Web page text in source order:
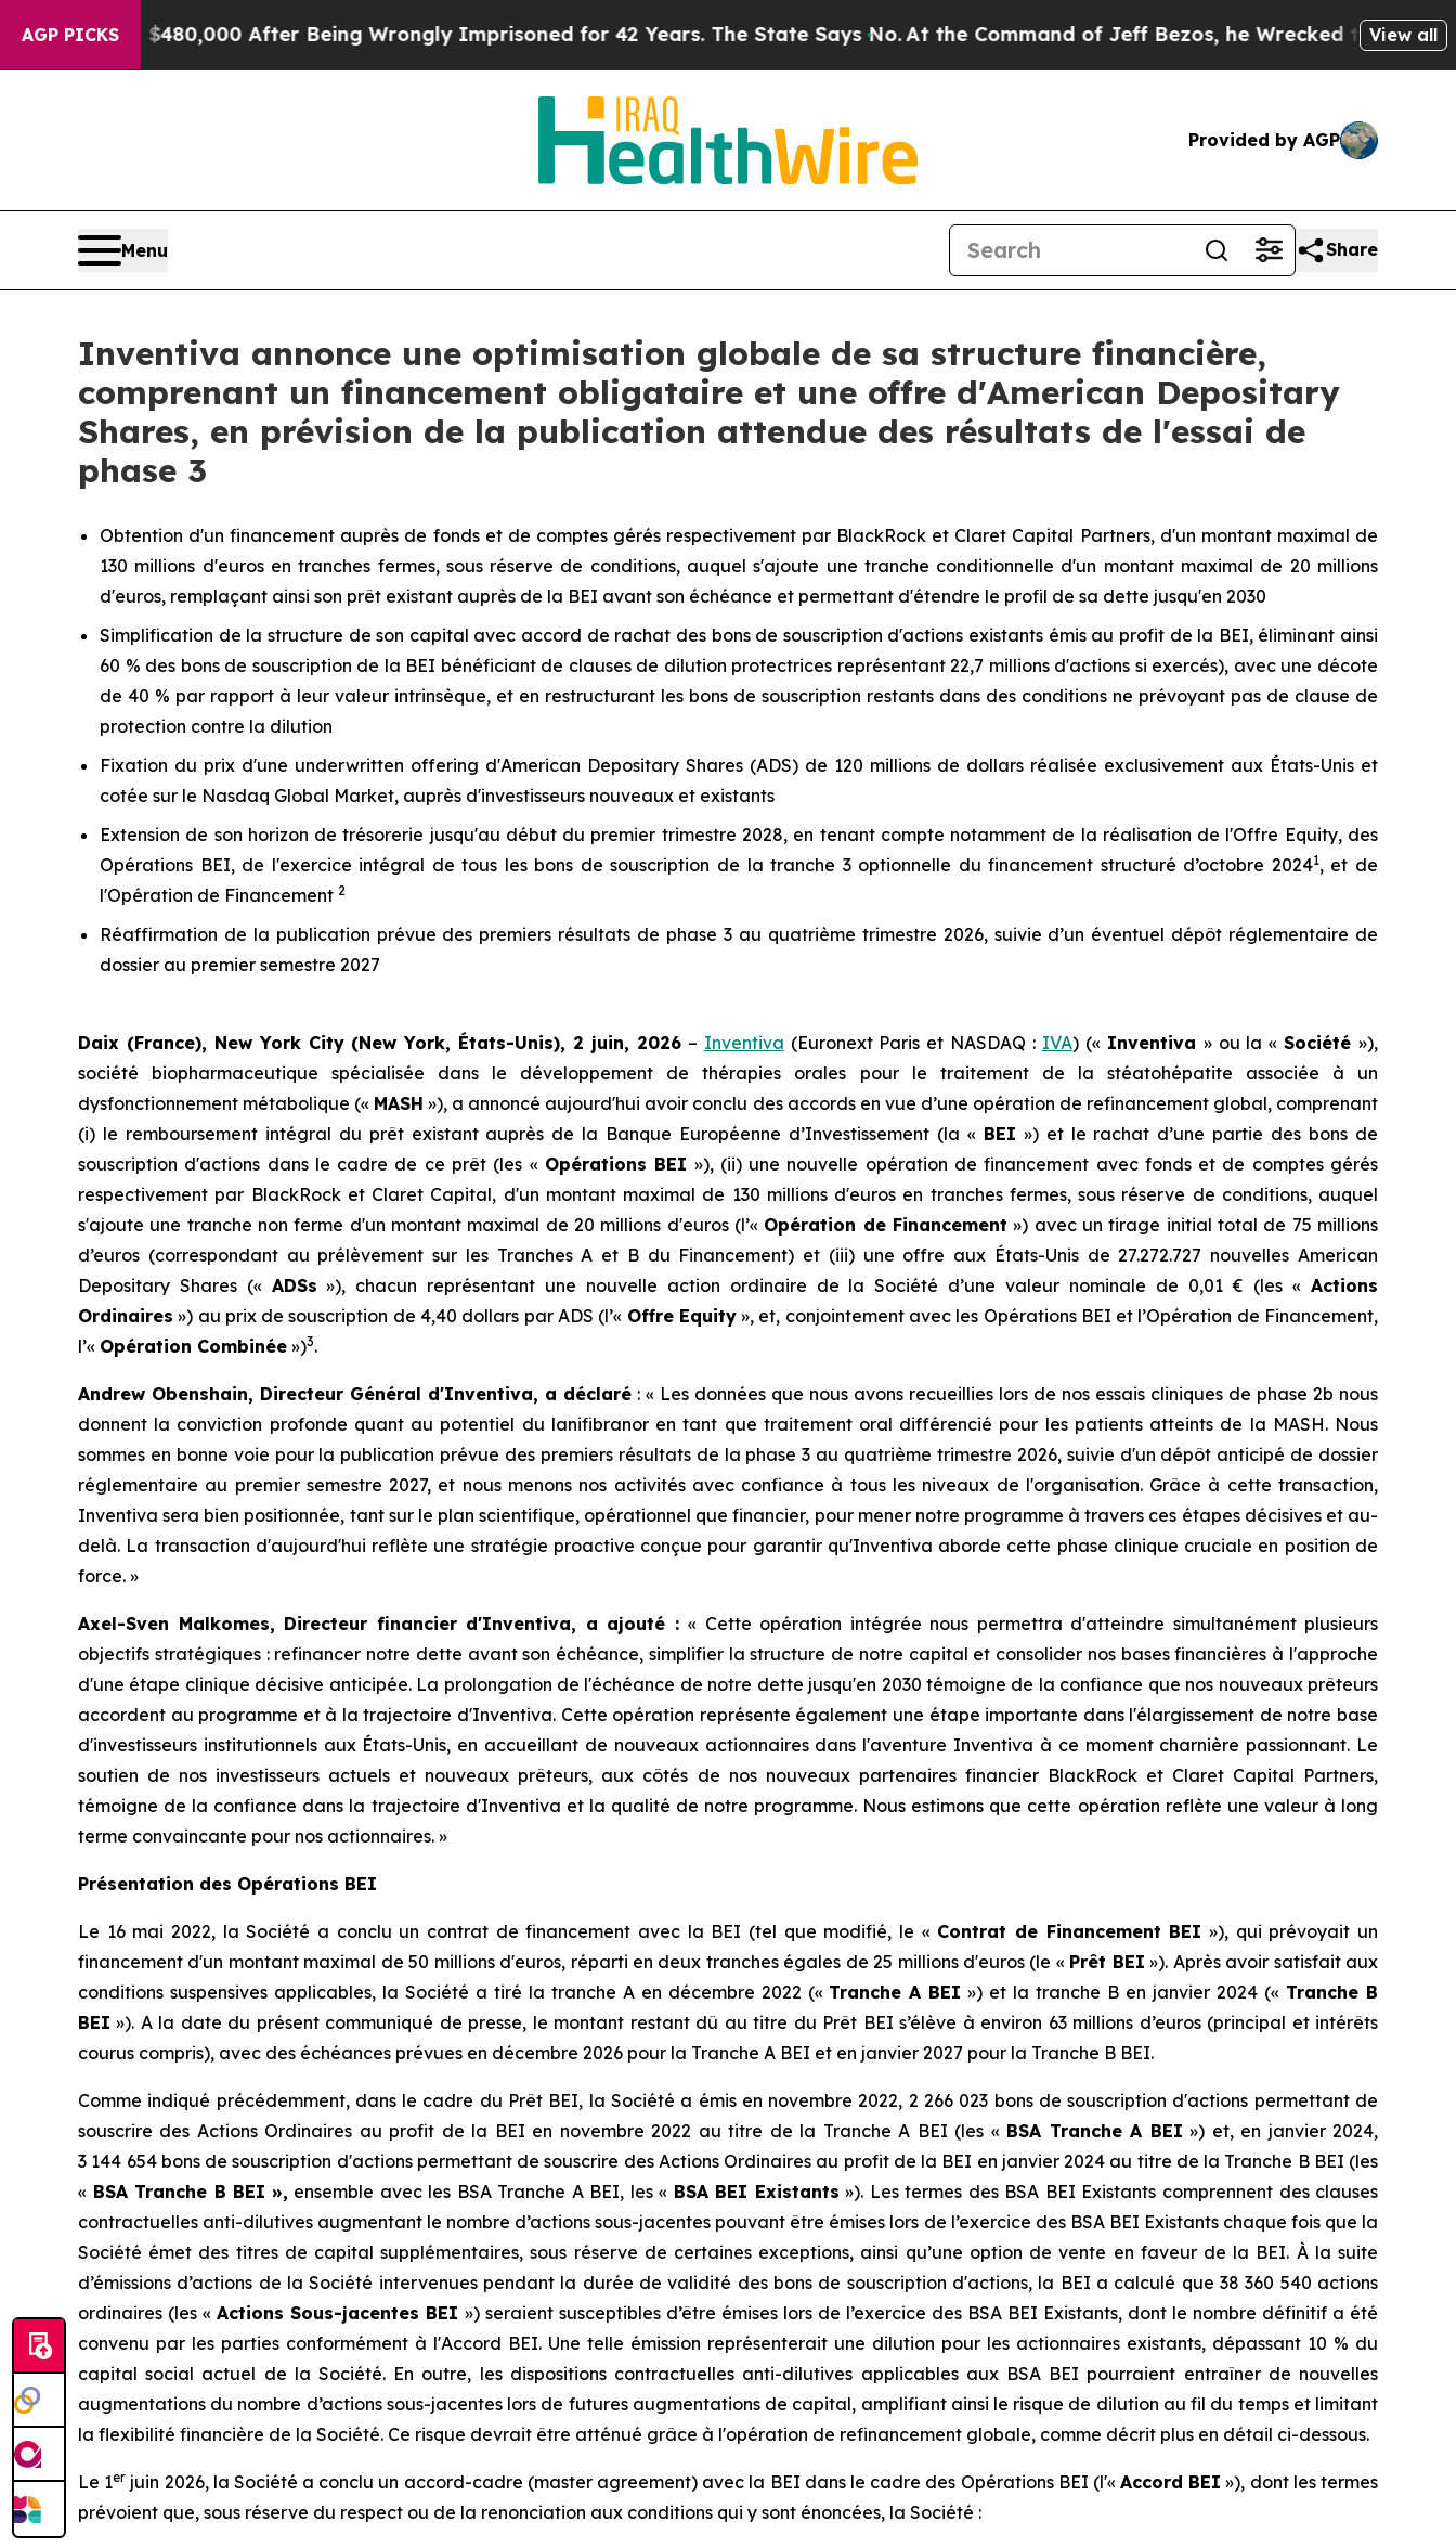
AGP PICKS
$480,000 After Being Wrongly Imprisoned for 42 Years. The State Says No.At the Command of Jeff Bezos, he Wrecked the Washington Post
View all
Provided by AGP
Menu Share
Inventiva annonce une optimisation globale de sa structure financière,
comprenant un financement obligataire et une offre d'American Depositary
Shares, en prévision de la publication attendue des résultats de l'essai de
phase 3
Obtention d'un financement auprès de fonds et de comptes gérés respectivement par BlackRock et Claret Capital Partners, d'un montant maximal de
130 millions d'euros en tranches fermes, sous réserve de conditions, auquel s'ajoute une tranche conditionnelle d'un montant maximal de 20 millions
d'euros, remplaçant ainsi son prêt existant auprès de la BEI avant son échéance et permettant d'étendre le profil de sa dette jusqu'en 2030
Simplification de la structure de son capital avec accord de rachat des bons de souscription d'actions existants émis au profit de la BEI, éliminant ainsi
60 % des bons de souscription de la BEI bénéficiant de clauses de dilution protectrices représentant 22,7 millions d'actions si exercés), avec une décote
de 40 % par rapport à leur valeur intrinsèque, et en restructurant les bons de souscription restants dans des conditions ne prévoyant pas de clause de
protection contre la dilution
Fixation du prix d'une underwritten offering d'American Depositary Shares (ADS) de 120 millions de dollars réalisée exclusivement aux États-Unis et
cotée sur le Nasdaq Global Market, auprès d'investisseurs nouveaux et existants
Extension de son horizon de trésorerie jusqu'au début du premier trimestre 2028, en tenant compte notamment de la réalisation de l'Offre Equity, des
Opérations BEI, de l'exercice intégral de tous les bons de souscription de la tranche 3 optionnelle du financement structuré d’octobre 20241, et de
l'Opération de Financement 2
Réaffirmation de la publication prévue des premiers résultats de phase 3 au quatrième trimestre 2026, suivie d’un éventuel dépôt réglementaire de
dossier au premier semestre 2027
Daix (France), New York City (New York, États-Unis), 2 juin, 2026– Inventiva (Euronext Paris et NASDAQ : IVA) (« Inventiva » ou la «Société»),
société biopharmaceutique spécialisée dans le développement de thérapies orales pour le traitement de la stéatohépatite associée à un
dysfonctionnement métabolique (« MASH »), a annoncé aujourd'hui avoir conclu des accords en vue d’une opération de refinancement global, comprenant
(i) le remboursement intégral du prêt existant auprès de la Banque Européenne d’Investissement (la « BEI ») et le rachat d’une partie des bons de
souscription d'actions dans le cadre de ce prêt (les « Opérations BEI »), (ii) une nouvelle opération de financement avec fonds et de comptes gérés
respectivement par BlackRock et Claret Capital, d'un montant maximal de 130 millions d'euros en tranches fermes, sous réserve de conditions, auquel
s'ajoute une tranche non ferme d'un montant maximal de 20 millions d'euros (l’« Opération de Financement ») avec un tirage initial total de 75 millions
d’euros (correspondant au prélèvement sur les Tranches A et B du Financement) et (iii) une offre aux États-Unis de 27.272.727 nouvelles American
Depositary Shares(« ADSs »), chacun représentant une nouvelle action ordinaire de la Société d’une valeur nominale de 0,01 € (les «Actions
Ordinaires ») au prix de souscription de 4,40 dollars par ADS (l’« Offre Equity», et, conjointement avec les Opérations BEI et l’Opération de Financement,
l’« Opération Combinée »)3.
Andrew Obenshain, Directeur Général d'Inventiva, a déclaré : « Les données que nous avons recueillies lors de nos essais cliniques de phase 2b nous
donnent la conviction profonde quant au potentiel du lanifibranor en tant que traitement oral différencié pour les patients atteints de la MASH. Nous
sommes en bonne voie pour la publication prévue des premiers résultats de la phase 3 au quatrième trimestre 2026, suivie d'un dépôt anticipé de dossier
réglementaire au premier semestre 2027, et nous menons nos activités avec confiance à tous les niveaux de l'organisation. Grâce à cette transaction,
Inventiva sera bien positionnée, tant sur le plan scientifique, opérationnel que financier, pour mener notre programme à travers ces étapes décisives et au-
delà. La transaction d'aujourd'hui reflète une stratégie proactive conçue pour garantir qu'Inventiva aborde cette phase clinique cruciale en position de
force. »
Axel-Sven Malkomes, Directeur financier d'Inventiva, a ajouté : « Cette opération intégrée nous permettra d'atteindre simultanément plusieurs
objectifs stratégiques : refinancer notre dette avant son échéance, simplifier la structure de notre capital et consolider nos bases financières à l'approche
d'une étape clinique décisive anticipée. La prolongation de l'échéance de notre dette jusqu'en 2030 témoigne de la confiance que nos nouveaux prêteurs
accordent au programme et à la trajectoire d'Inventiva. Cette opération représente également une étape importante dans l'élargissement de notre base
d'investisseurs institutionnels aux États-Unis, en accueillant de nouveaux actionnaires dans l'aventure Inventiva à ce moment charnière passionnant. Le
soutien de nos investisseurs actuels et nouveaux prêteurs, aux côtés de nos nouveaux partenaires financier BlackRock et Claret Capital Partners,
témoigne de la confiance dans la trajectoire d'Inventiva et la qualité de notre programme. Nous estimons que cette opération reflète une valeur à long
terme convaincante pour nos actionnaires. »
Présentation des Opérations BEI
Le 16 mai 2022, la Société a conclu un contrat de financement avec la BEI (tel que modifié, le « Contrat de Financement BEI »), qui prévoyait un
financement d'un montant maximal de 50 millions d'euros, réparti en deux tranches égales de 25 millions d'euros (le « Prêt BEI »). Après avoir satisfait aux
conditions suspensives applicables, la Société a tiré la tranche A en décembre 2022 (« Tranche A BEI ») et la tranche B en janvier 2024 (« Tranche B
BEI »). A la date du présent communiqué de presse, le montant restant dû au titre du Prêt BEI s’élève à environ 63 millions d’euros (principal et intérêts
courus compris), avec des échéances prévues en décembre 2026 pour la Tranche A BEI et en janvier 2027 pour la Tranche B BEI.
Comme indiqué précédemment, dans le cadre du Prêt BEI, la Société a émis en novembre 2022, 2 266 023 bons de souscription d'actions permettant de
souscrire des Actions Ordinaires au profit de la BEI en novembre 2022 au titre de la Tranche A BEI (les « BSA Tranche A BEI ») et, en janvier 2024,
3 144 654 bons de souscription d'actions permettant de souscrire des Actions Ordinaires au profit de la BEI en janvier 2024 au titre de la Tranche B BEI (les
« BSA Tranche B BEI », ensemble avec les BSA Tranche A BEI, les « BSA BEI Existants »). Les termes des BSA BEI Existants comprennent des clauses
contractuelles anti-dilutives augmentant le nombre d’actions sous-jacentes pouvant être émises lors de l’exercice des BSA BEI Existants chaque fois que la
Société émet des titres de capital supplémentaires, sous réserve de certaines exceptions, ainsi qu’une option de vente en faveur de la BEI. À la suite
d’émissions d’actions de la Société intervenues pendant la durée de validité des bons de souscription d'actions, la BEI a calculé que 38 360 540 actions
ordinaires (les « Actions Sous-jacentes BEI ») seraient susceptibles d’être émises lors de l’exercice des BSA BEI Existants, dont le nombre définitif a été
convenu par les parties conformément à l'Accord BEI. Une telle émission représenterait une dilution pour les actionnaires existants, dépassant 10 % du
capital social actuel de la Société. En outre, les dispositions contractuelles anti-dilutives applicables aux BSA BEI pourraient entraîner de nouvelles
augmentations du nombre d’actions sous-jacentes lors de futures augmentations de capital, amplifiant ainsi le risque de dilution au fil du temps et limitant
la flexibilité financière de la Société. Ce risque devrait être atténué grâce à l'opération de refinancement globale, comme décrit plus en détail ci-dessous.
Le 1er juin 2026, la Société a conclu un accord-cadre (master agreement) avec la BEI dans le cadre des Opérations BEI (l'«Accord BEI »), dont les termes
prévoient que, sous réserve du respect ou de la renonciation aux conditions qui y sont énoncées, la Société :